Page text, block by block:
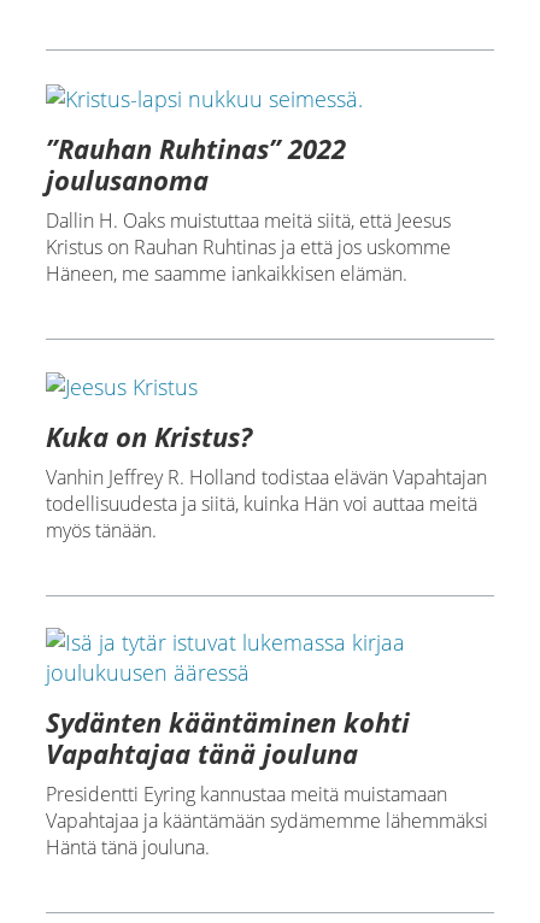
”Rauhan Ruhtinas” 2022
joulusanoma
Dallin H. Oaks muistuttaa meitä siitä, että Jeesus
Kristus on Rauhan Ruhtinas ja että jos uskomme
Häneen, me saamme iankaikkisen elämän.
Kuka on Kristus?
Vanhin Jeffrey R. Holland todistaa elävän Vapahtajan
todellisuudesta ja siitä, kuinka Hän voi auttaa meitä
myös tänään.
Sydänten kääntäminen kohti
Vapahtajaa tänä jouluna
Presidentti Eyring kannustaa meitä muistamaan
Vapahtajaa ja kääntämään sydämemme lähemmäksi
Häntä tänä jouluna.